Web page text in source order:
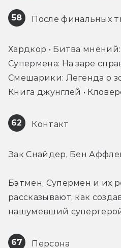
58 После финальных
Хардкор • Битва
Супермена: На заре
Смешарики: Легенда о
Книга джунглей •
62 Контакт
Зак Снайдер, Бен
Бэтмен, Супермен и их
рассказывают, как
нашумевший
67 Персона